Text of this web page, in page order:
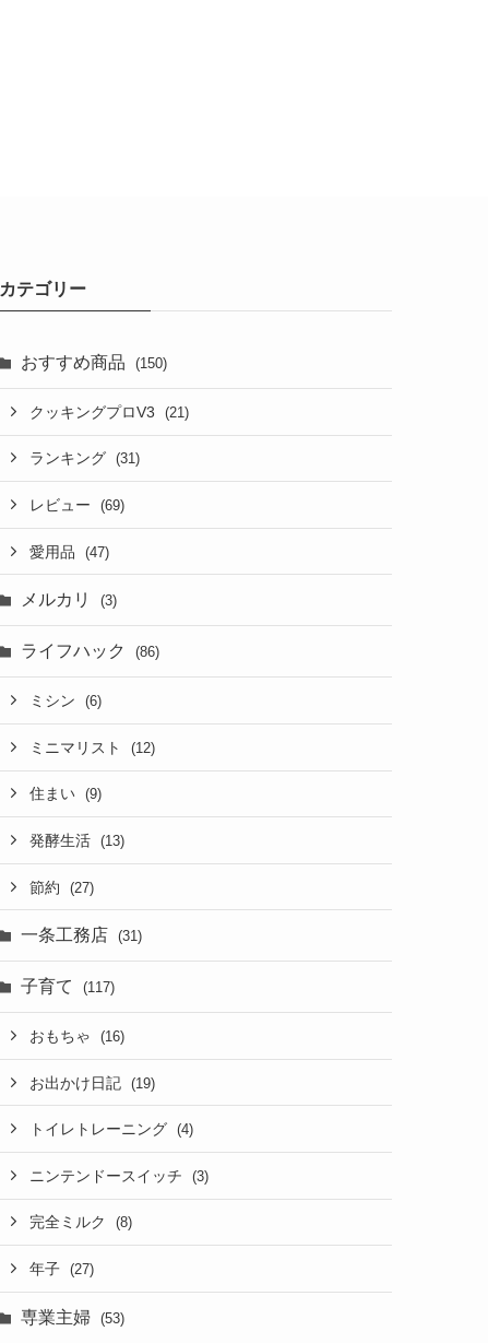
カテゴリー
おすすめ商品 (150)
クッキングプロV3 (21)
ランキング (31)
レビュー (69)
愛用品 (47)
メルカリ (3)
ライフハック (86)
ミシン (6)
ミニマリスト (12)
住まい (9)
発酵生活 (13)
節約 (27)
一条工務店 (31)
子育て (117)
おもちゃ (16)
お出かけ日記 (19)
トイレトレーニング (4)
ニンテンドースイッチ (3)
完全ミルク (8)
年子 (27)
専業主婦 (53)